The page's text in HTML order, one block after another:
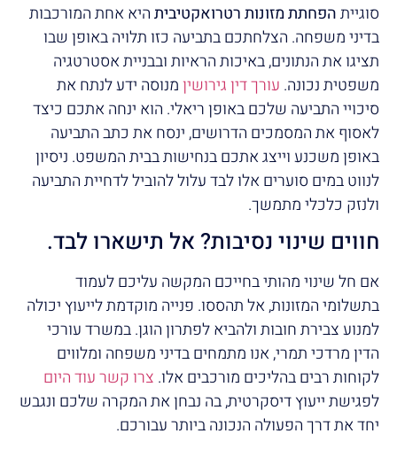
סוגייתהפחתת מזונות רטרואקטיביתהיא אחת המורכבות
בדיני משפחה. הצלחתכם בתביעה כזו תלויה באופן שבו
תציגו את הנתונים, באיכות הראיות ובבניית אסטרטגיה
משפטית נכונה. עורך דין גירושיןמנוסה ידע לנתח את
סיכויי התביעה שלכם באופן ריאלי. הוא ינחה אתכם כיצד
לאסוף את המסמכים הדרושים, ינסח את כתב התביעה
באופן משכנע וייצג אתכם בנחישות בבית המשפט. ניסיון
לנווט במים סוערים אלו לבד עלול להוביל לדחיית התביעה
ולנזק כלכלי מתמשך.
חווים שינוי נסיבות? אל תישארו לבד.
אם חל שינוי מהותי בחייכם המקשה עליכם לעמוד
בתשלומי המזונות, אל תהססו. פנייה מוקדמת לייעוץ יכולה
למנוע צבירת חובות ולהביא לפתרון הוגן. במשרד עורכי
הדין מרדכי תמרי, אנו מתמחים בדיני משפחה ומלווים
לקוחות רבים בהליכים מורכבים אלו. צרו קשר עוד היום
לפגישת ייעוץ דיסקרטית, בה נבחן את המקרה שלכם ונגבש
יחד את דרך הפעולה הנכונה ביותר עבורכם.